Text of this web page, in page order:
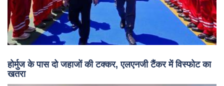
होर्मुज के पास दो जहाजों की टक्कर, एलएनजी टैंकर में विस्फोट का
खतरा